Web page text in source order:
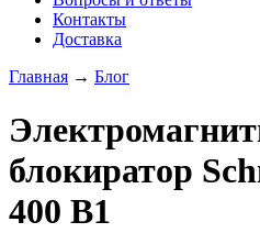
Контакты
Доставка
Главная → Блог
блокиратор
400 B1